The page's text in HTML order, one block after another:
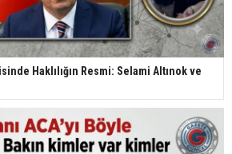
Haklılığın Resmi: Selami Altınok ve